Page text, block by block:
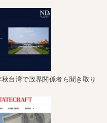
台湾で政界関係者ら聞き取り